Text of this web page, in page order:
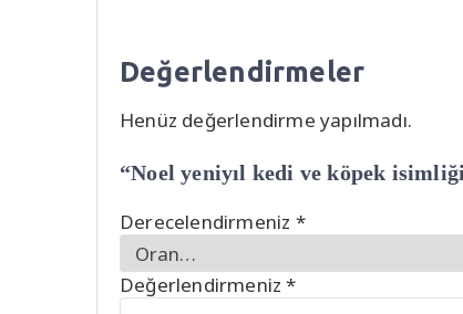
Değerlendirmeler
Henüz değerlendirme yapılmadı.
“Noel yeniyıl kedi ve köpek
Derecelendirmeniz *
Değerlendirmeniz*